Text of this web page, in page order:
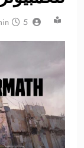
5 أشهر Ago